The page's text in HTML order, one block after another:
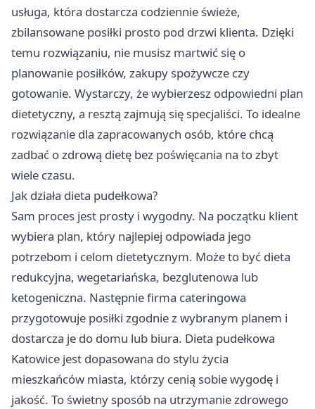
usługa, która dostarcza codziennie świeże,
zbilansowane posiłki prosto pod drzwi klienta. Dzięki
temu rozwiązaniu, nie musisz martwić się o
planowanie posiłków, zakupy spożywcze czy
gotowanie. Wystarczy, że wybierzesz odpowiedni plan
dietetyczny, a resztą zajmują się specjaliści. To idealne
rozwiązanie dla zapracowanych osób, które chcą
zadbać o zdrową dietę bez poświęcania na to zbyt
wiele czasu.
Jak działa dieta pudełkowa?
Sam proces jest prosty i wygodny. Na początku klient
wybiera plan, który najlepiej odpowiada jego
potrzebom i celom dietetycznym. Może to być dieta
redukcyjna, wegetariańska, bezglutenowa lub
ketogeniczna. Następnie firma cateringowa
przygotowuje posiłki zgodnie z wybranym planem i
dostarcza je do domu lub biura. Dieta pudełkowa
Katowice jest dopasowana do stylu życia
mieszkańców miasta, którzy cenią sobie wygodę i
jakość. To świetny sposób na utrzymanie zdrowego